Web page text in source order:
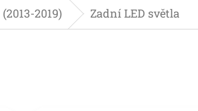
2019) Zadní LED světla